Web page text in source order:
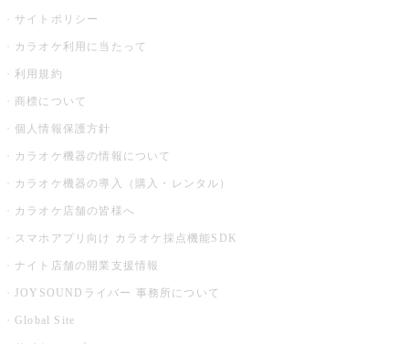
サイトポリシー
カラオケ利用に当たって
利用規約
商標について
個人情報保護方針
カラオケ機器の情報について
カラオケ機器の導入（購入・レンタル）
カラオケ店舗の皆様へ
スマホアプリ向け カラオケ採点機能SDK
ナイト店舗の開業支援情報
JOYSOUNDライバー 事務所について
Global Site